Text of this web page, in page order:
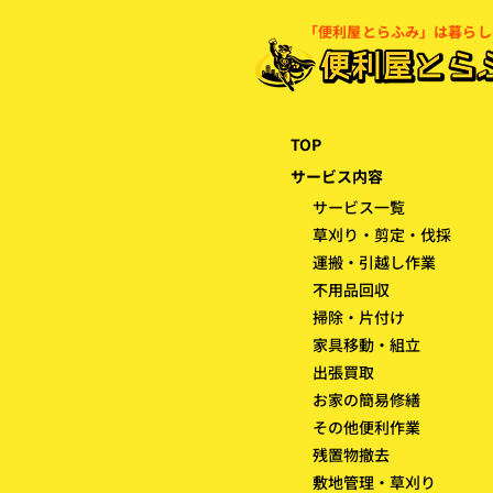
「便利屋とらふみ」は暮ら
TOP
サービス内容
サービス一覧
​草刈り・剪定・伐採
​運搬・引越し作業
不用品回収
掃除・片付け
家具移動・組立
出張買取
お家の簡易修繕
その他便利作業
残置物撤去
​敷地管理・草刈り